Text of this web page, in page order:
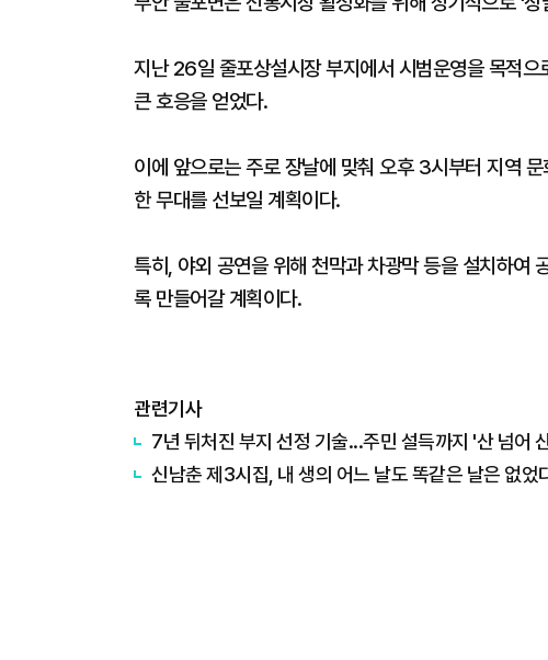
지난 26일 줄포상설시장 부지에서 시범운영을 목적
큰 호응을 얻었다.
이에 앞으로는 주로 장날에 맞춰 오후 3시부터 지역
한 무대를 선보일 계획이다.
특히, 야외 공연을 위해 천막과 차광막 등을 설치하여
록 만들어갈 계획이다.
관련기사
7년 뒤처진 부지 선정 기술...주민 설득까지 '산 넘어
신남춘 제3시집, 내 생의 어느 날도 똑같은 날은 없었